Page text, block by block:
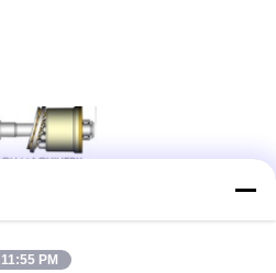
11:55 PM